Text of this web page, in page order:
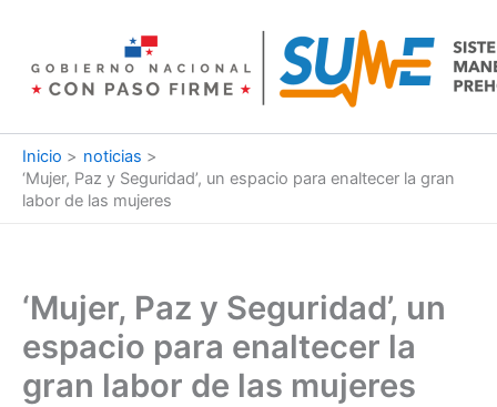
contenido
Inicio
noticias
‘Mujer, Paz y Seguridad’, un espacio para enaltecer la gran
labor de las mujeres
‘Mujer, Paz y Seguridad’, un
espacio para enaltecer la
gran labor de las mujeres